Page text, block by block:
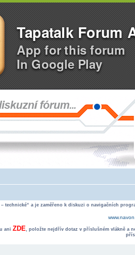
Tapatalk Forum
App for this forum
In Google Play
technické“ a je zaměřeno k diskuzi o navigačních
ani ZDE, položte nejdřív dotaz v příslušném vlákně a